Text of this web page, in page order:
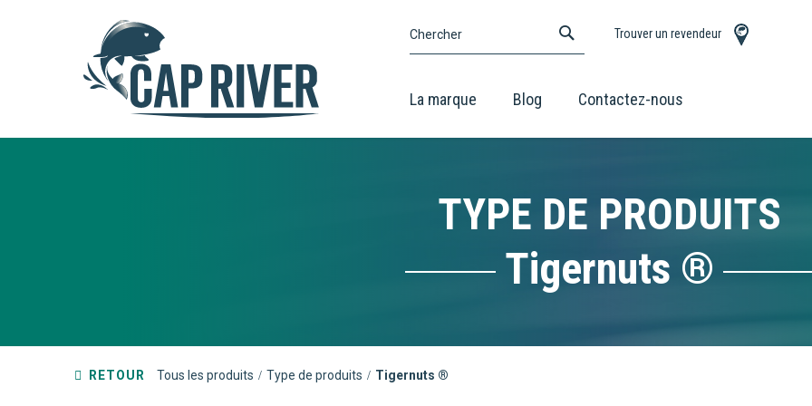
Chercher
CHERCHERTrouver un revendeur
La marque Blog Contactez-nous
TYPE DE PRODUITS
Tigernuts ®
RETOUR Tous les produits Type de produits Tigernuts ®